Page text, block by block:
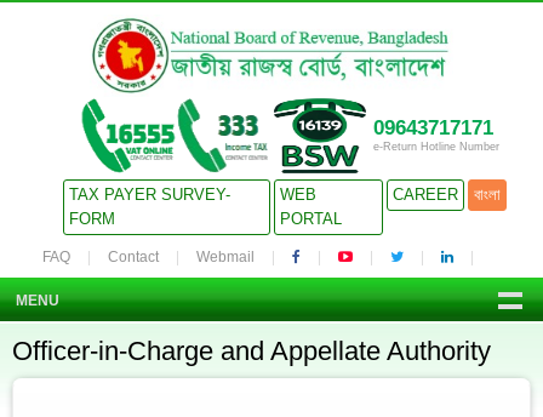
09643717171
e-Return Hotline Number
TAX PAYER SURVEY-
FORM
WEB
PORTAL
CAREER বাংলা
FAQ Contact Webmail
MENU
Officer-in-Charge and Appellate Authority